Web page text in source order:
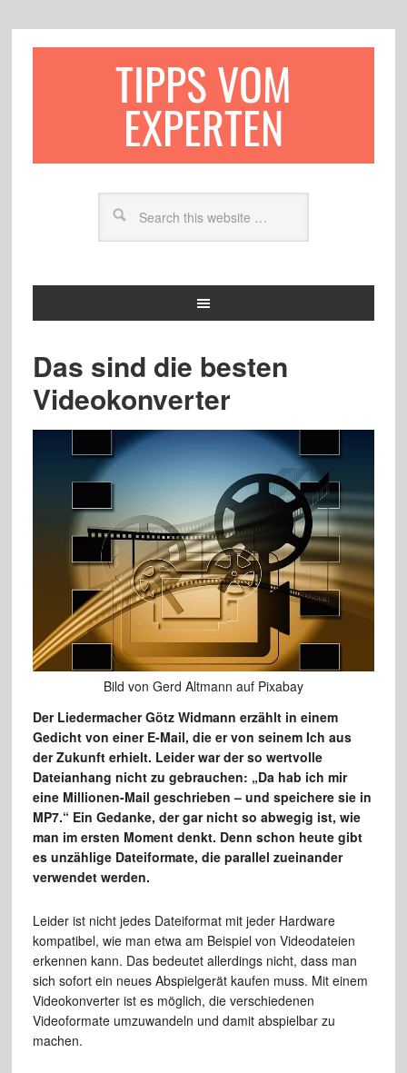
TIPPS VOM
EXPERTEN
Das sind die besten
Videokonverter
Bild von Gerd Altmann auf Pixabay
Der Liedermacher Götz Widmann erzählt in einem
Gedicht von einer E-Mail, die er von seinem Ich aus
der Zukunft erhielt. Leider war der so wertvolle
Dateianhang nicht zu gebrauchen: „Da hab ich mir
eine Millionen-Mail geschrieben – und speichere sie in
MP7.“ Ein Gedanke, der gar nicht so abwegig ist, wie
man im ersten Moment denkt. Denn schon heute gibt
es unzählige Dateiformate, die parallel zueinander
verwendet werden.
Leider ist nicht jedes Dateiformat mit jeder Hardware
kompatibel, wie man etwa am Beispiel von Videodateien
erkennen kann. Das bedeutet allerdings nicht, dass man
sich sofort ein neues Abspielgerät kaufen muss. Mit einem
Videokonverter ist es möglich, die verschiedenen
Videoformate umzuwandeln und damit abspielbar zu
machen.